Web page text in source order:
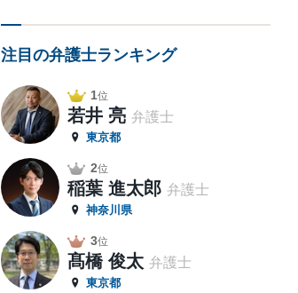
注目の弁護士ランキング
1位
若井 亮 弁護士
東京都
2位
稲葉 進太郎 弁護士
神奈川県
3位
髙橋 俊太 弁護士
東京都